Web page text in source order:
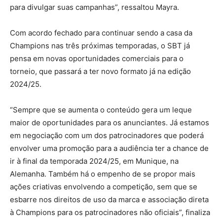
para divulgar suas campanhas”, ressaltou Mayra.
Com acordo fechado para continuar sendo a casa da
Champions nas três próximas temporadas, o SBT já
pensa em novas oportunidades comerciais para o
torneio, que passará a ter novo formato já na edição
2024/25.
“Sempre que se aumenta o conteúdo gera um leque
maior de oportunidades para os anunciantes. Já estamos
em negociação com um dos patrocinadores que poderá
envolver uma promoção para a audiência ter a chance de
ir à final da temporada 2024/25, em Munique, na
Alemanha. Também há o empenho de se propor mais
ações criativas envolvendo a competição, sem que se
esbarre nos direitos de uso da marca e associação direta
à Champions para os patrocinadores não oficiais”, finaliza